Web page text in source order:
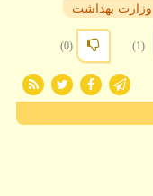
وزارت بهداشت
(1)
(0)